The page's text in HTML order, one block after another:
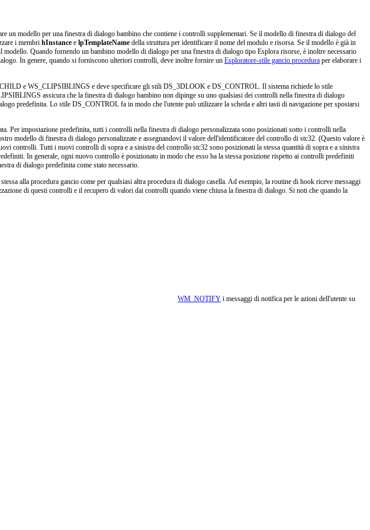
un modello per una finestra di dialogo bambino che contiene i controlli supplementari. Se il modello di finestra di dialogo del
i membri hInstance e lpTemplateName della struttura per identificare il nome del modulo e risorsa. Se il modello è già in
modello. Quando fornendo un bambino modello di dialogo per una finestra di dialogo tipo Esplora risorse, è inoltre necessario
In genere, quando si forniscono ulteriori controlli, deve inoltre fornire un Esploratore-stile gancio procedura per elaborare i
e WS_CLIPSIBLINGS e deve specificare gli stili DS_3DLOOK e DS_CONTROL. Il sistema richiede lo stile
assicura che la finestra di dialogo bambino non dipinge su uno qualsiasi dei controlli nella finestra di dialogo
predefinita. Lo stile DS_CONTROL fa in modo che l'utente può utilizzare la scheda e altri tasti di navigazione per spostarsi
Per impostazione predefinita, tutti i controlli nella finestra di dialogo personalizzata sono posizionati sotto i controlli nella
modello di finestra di dialogo personalizzate e assegnandovi il valore dell'identificatore del controllo di stc32. (Questo valore è
controlli. Tutti i nuovi controlli di sopra e a sinistra del controllo stc32 sono posizionati la stessa quantità di sopra e a sinistra
In generale, ogni nuovo controllo è posizionato in modo che esso ha la stessa posizione rispetto ai controlli predefiniti
di dialogo predefinita come stato necessario.
alla procedura gancio come per qualsiasi altra procedura di dialogo casella. Ad esempio, la routine di hook riceve messaggi
di questi controlli e il recupero di valori dai controlli quando viene chiusa la finestra di dialogo. Si noti che quando la
WM_NOTIFY i messaggi di notifica per le azioni dell'utente su